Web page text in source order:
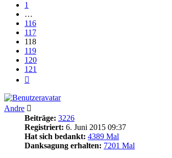
1
…
116
117
118
119
120
121
Andre
Beiträge: 3226
Registriert: 6. Juni 2015 09:37
Hat sich bedankt: 4389 Mal
Danksagung erhalten: 7201 Mal